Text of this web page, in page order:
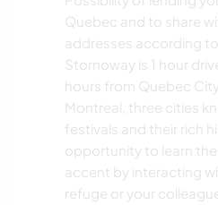
HIKING
CAMPING
PETS
Quebec and to share
addresses according
Stornoway is 1 hour
hours from Quebec
Montreal, three cities
festivals and their rich
opportunity to learn
accent by interacting
refuge or your